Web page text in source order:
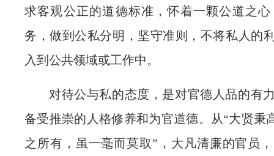
求客观公正的道德标准，怀着一颗公道之
务，做到公私分明，坚守准则，不将私人的
入到公共领域或工作中。
对待公与私的态度，是对官德人品的有
备受推崇的人格修养和为官道德。从“大贤秉
之所有，虽一毫而莫取”，大凡清廉的官员